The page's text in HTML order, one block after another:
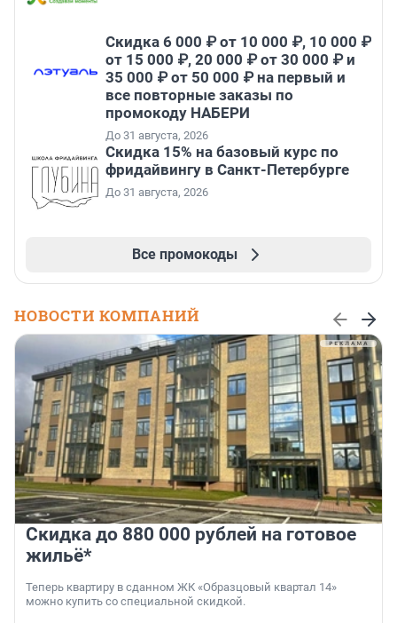
Скидка 6 000 ₽ от 10 000 ₽, 10 000 ₽
от 15 000 ₽, 20 000 ₽ от 30 000 ₽ и
35 000 ₽ от 50 000 ₽ на первый и
все повторные заказы по
промокоду НАБЕРИ
До 31 августа, 2026
Скидка 15% на базовый курс по
фридайвингу в Санкт-Петербурге
До 31 августа, 2026
Все промокоды
НОВОСТИ КОМПАНИЙ
Скидка до 880 000 рублей на готовое
жильё*
Теперь квартиру в сданном ЖК «Образцовый квартал 14»
можно купить со специальной скидкой.